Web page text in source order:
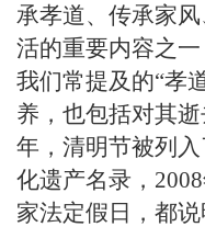
承孝道、传承家
活的重要内容之
我们常提及的“孝
养，也包括对其
年，清明节被列
化遗产名录，
家法定假日，都